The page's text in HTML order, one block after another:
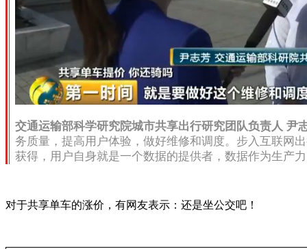
交通运输部科学研究院城市共享出行研究团队负责人 尹
务质量，提高用户体验，做好维修和调度。步入互联网
获得，用户自身就是一个数据的提供者，数据作为生产
对于共享单车的涨价，有网友表示：还是坐公交吧！